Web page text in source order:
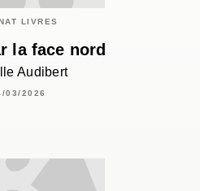
LIVRES
la face nord
Audibert
03/2026